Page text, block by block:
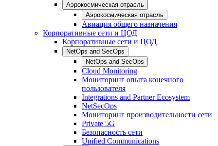
Аэрокосмическая отрасль
Аэрокосмическая отрасль
Авиация общего назначения
Корпоративные сети и ЦОД
Корпоративные сети и ЦОД
NetOps and SecOps
NetOps and SecOps
Cloud Monitoring
Мониторинг опыта конечного
пользователя
Integrations and Partner Ecosystem
NetSecOps
Мониторинг производительности сети
Private 5G
Безопасность сети
Unified Communications